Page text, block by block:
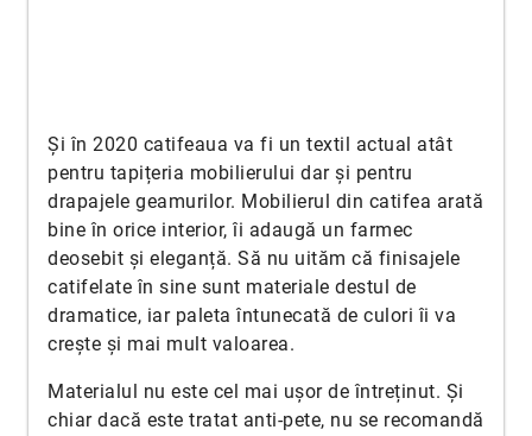
Și în 2020 catifeaua va fi un textil actual atât
pentru tapițeria mobilierului dar și pentru
drapajele geamurilor. Mobilierul din catifea arată
bine în orice interior, îi adaugă un farmec
deosebit și eleganță. Să nu uităm că finisajele
catifelate în sine sunt materiale destul de
dramatice, iar paleta întunecată de culori îi va
crește și mai mult valoarea.
Materialul nu este cel mai ușor de întreținut. Și
chiar dacă este tratat anti-pete, nu se recomandă